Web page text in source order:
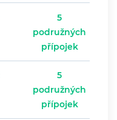
5
podružných
přípojek
5
podružných
přípojek